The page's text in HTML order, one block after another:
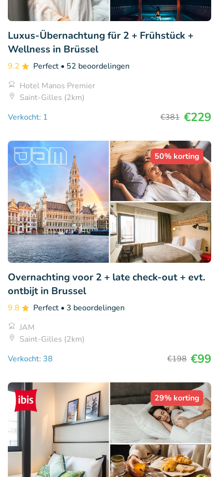
Luxus-Übernachtung für 2 + Frühstück +
Wellness in Brüssel
9.2 Perfect • 52 beoordelingen
Hotel Manos Premier
Saint-Gilles (2km)
Verkocht: 1
€381 €229
50% korting
Overnachting voor 2 + late check-out + evt.
ontbijt in Brussel
9.8 Perfect • 3 beoordelingen
JAM
Saint-Gilles (2km)
Verkocht: 38
€198 €99
29% korting